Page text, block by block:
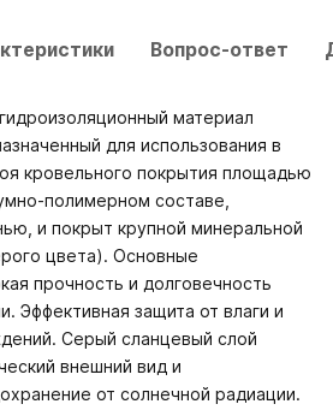
Вопрос-ответ
материал
для использования в
кровельного покрытия площадью
полимерном составе,
и покрыт крупной минеральной
цвета). Основные
прочность и долговечность
Эффективная защита от влаги и
Серый сланцевый слой
внешний вид и
от солнечной радиации.